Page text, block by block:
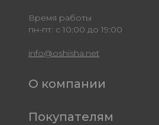
Время работы
пн-пт: с 10:00 до 19:00
info@oshisha.net
О компании
Покупателям